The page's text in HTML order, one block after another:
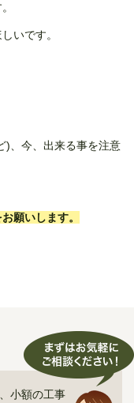
いです。
)、今、出来る事を注意
願いします。
小額の工事